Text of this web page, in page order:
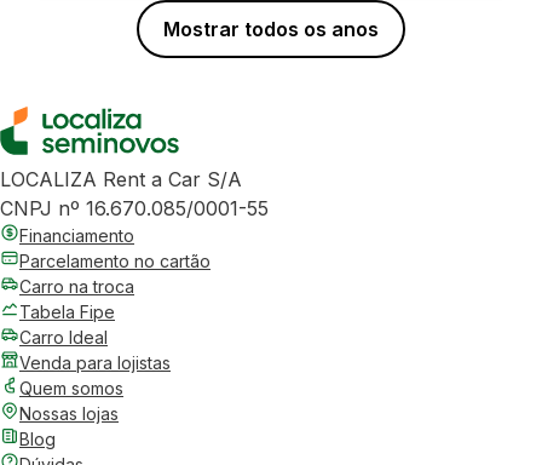
Mostrar todos os anos
LOCALIZA Rent a Car S/A
CNPJ nº 16.670.085/0001-55
Financiamento
Parcelamento no cartão
Carro na troca
Tabela Fipe
Carro Ideal
Venda para lojistas
Quem somos
Nossas lojas
Blog